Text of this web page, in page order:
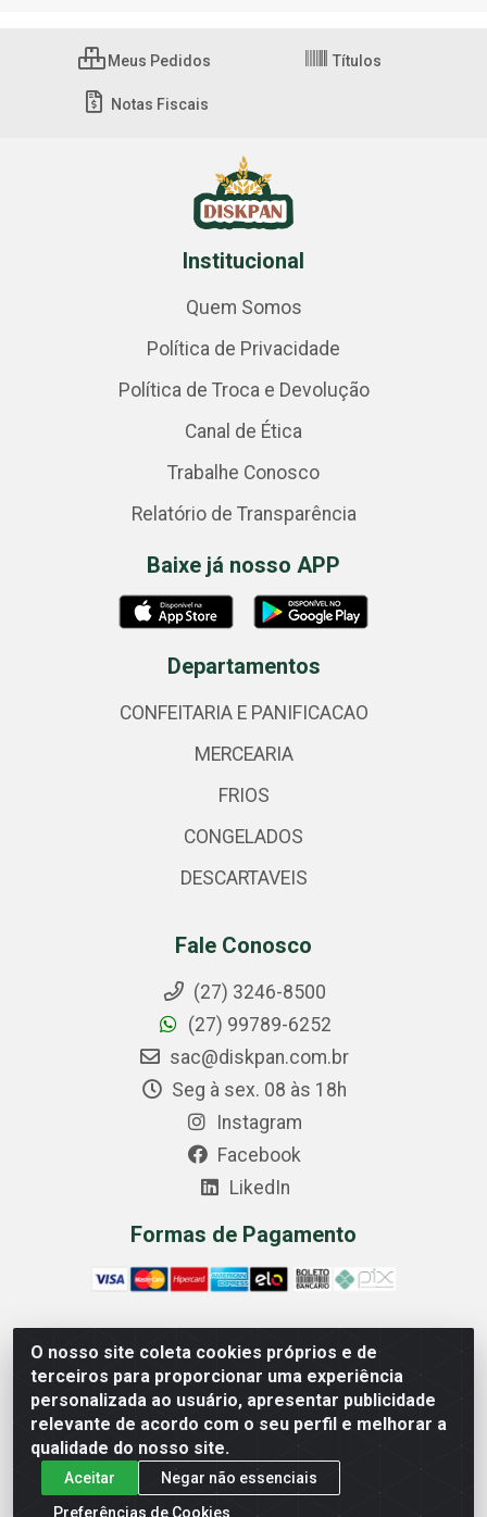
O nosso site coleta cookies próprios e de
terceiros para proporcionar uma experiência
personalizada ao usuário, apresentar publicidade
relevante de acordo com o seu perfil e melhorar a
qualidade do nosso site.
Aceitar
Negar não essenciais
Preferências de Cookies
Meus Pedidos Títulos
Notas Fiscais
Institucional
Quem Somos
Política de Privacidade
Política de Troca e Devolução
Canal de Ética
Trabalhe Conosco
Relatório de Transparência
Baixe já nosso APP
Departamentos
CONFEITARIA E PANIFICACAO
MERCEARIA
FRIOS
CONGELADOS
DESCARTAVEIS
Fale Conosco
(27) 3246-8500
(27) 99789-6252
sac@diskpan.com.br
Seg à sex. 08 às 18h
Instagram
Facebook
LikedIn
Formas de Pagamento
Comercial Diskpan Ltda - Av. Fernando Antonio, 1911 -
Sotelandia, Cariacica/ES - CEP 29140-669 - CNPJ
02.691.482/0001-07